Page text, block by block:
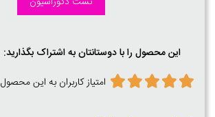
این محصول را با دوستانتان به اشتراک بگذارید:
امتیاز کاربران به این محصول